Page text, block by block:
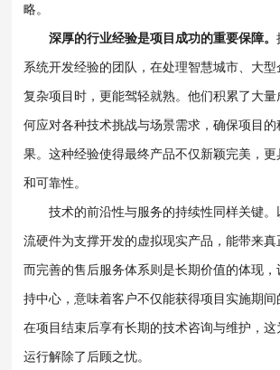
略。
深厚的行业经验是项目成功的重要保障。
系统开发经验的团队，在处理智慧城市、大
复杂项目时，更能驾轻就熟。他们积累了大
何应对各种技术挑战与场景需求，确保项目
果。这种经验使得最终产品不仅新颖完美，
和可靠性。
技术的前沿性与服务的持续性同样关键。
流硬件为支撑开发的虚拟现实产品，能带来真
而完善的售后服务体系则是长期价值的体现
持中心，意味着客户不仅能获得项目实施期
在项目结束后享有长期的技术咨询与维护，
运行解除了后顾之忧。